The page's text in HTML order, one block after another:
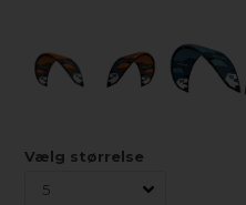
Vælg størrelse